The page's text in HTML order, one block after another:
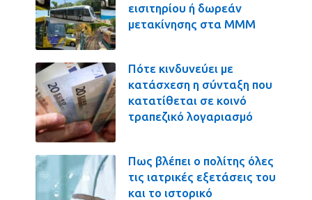
εισιτηρίου ή δωρεάν
μετακίνησης στα ΜΜΜ
Πότε κινδυνεύει με
κατάσχεση η σύνταξη που
κατατίθεται σε κοινό
τραπεζικό λογαριασμό
Πως βλέπει ο πολίτης όλες
τις ιατρικές εξετάσεις του
και το ιστορικό